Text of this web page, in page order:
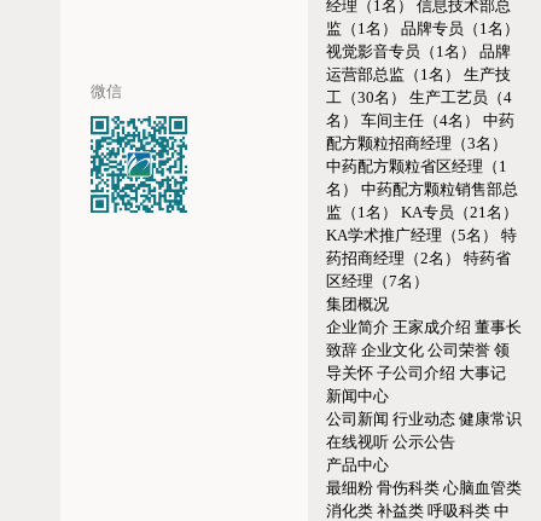
微信
经理（1名）
信息技术部总
监（1名）
品牌专员（1名）
视觉影音专员（1名）
品牌
运营部总监（1名）
生产技
工（30名）
生产工艺员（4
名）
车间主任（4名）
中药
配方颗粒招商经理（3名）
中药配方颗粒省区经理（1
名）
中药配方颗粒销售部总
监（1名）
KA专员（21名）
KA学术推广经理（5名）
特
药招商经理（2名）
特药省
区经理（7名）
集团概况
企业简介 王家成介绍 董事长
致辞 企业文化 公司荣誉 领
导关怀 子公司介绍 大事记
新闻中心
公司新闻 行业动态 健康常识
在线视听 公示公告
产品中心
最细粉 骨伤科类 心脑血管类
消化类 补益类 呼吸科类 中